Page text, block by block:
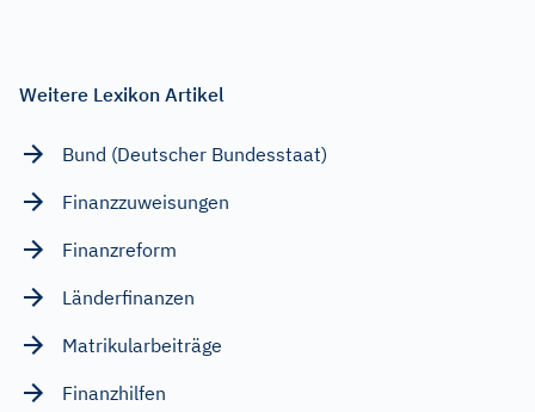
Weitere Lexikon Artikel
Bund (Deutscher Bundesstaat)
Finanzzuweisungen
Finanzreform
Länderfinanzen
Matrikularbeiträge
Finanzhilfen